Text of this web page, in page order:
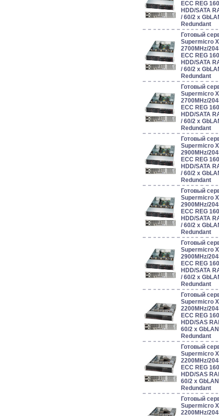
ECC REG
HDD/SATA
/ 60/2 x
Redundant
Готовый
Supermicro
2700MHz/
ECC REG
HDD/SATA
/ 60/2 x
Redundant
Готовый
Supermicro
2700MHz/
ECC REG
HDD/SATA
/ 60/2 x
Redundant
Готовый
Supermicro
2900MHz/
ECC REG
HDD/SATA
/ 60/2 x
Redundant
Готовый
Supermicro
2900MHz/
ECC REG
HDD/SATA
/ 60/2 x
Redundant
Готовый
Supermicro
2900MHz/
ECC REG
HDD/SATA
/ 60/2 x
Redundant
Готовый
Supermicro
2200MHz/
ECC REG
HDD/SAS
60/2 x
Redundant
Готовый
Supermicro
2200MHz/
ECC REG
HDD/SAS
60/2 x
Redundant
Готовый
Supermicro
2200MHz/